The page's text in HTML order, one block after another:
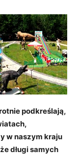
podkreślają,
w naszym kraju
długi samych